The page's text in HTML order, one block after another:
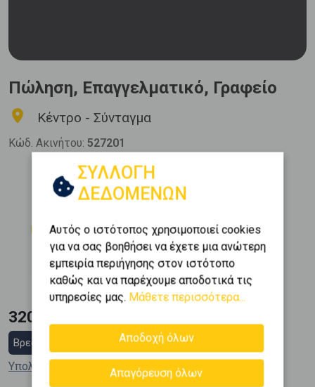
Πώληση, Επαγγελματικό, Γραφείο
Κέντρο - Σύνταγμα
Κώδ. Ακινήτου: 527201
Μπάνια
1
3 (3ος)
0
85 m2
Κατασκευή
1975
320.000 €
Βρες στεγαστικό δάνειο
Υπολόγισε τη δόση μου
ΣΥΛΛΟΓΗ
ΔΕΔΟΜΕΝΩΝ
Αυτός ο ιστότοπος χρησιμοποιεί cookies
για να σας βοηθήσει να έχετε μια ανώτερη
εμπειρία περιήγησης στον ιστότοπο
καθώς και να παρέχουμε αποδοτικά τις
υπηρεσίες μας. Μάθετε περισσότερα...
Αποδοχή όλων
Απαγόρευση όλων